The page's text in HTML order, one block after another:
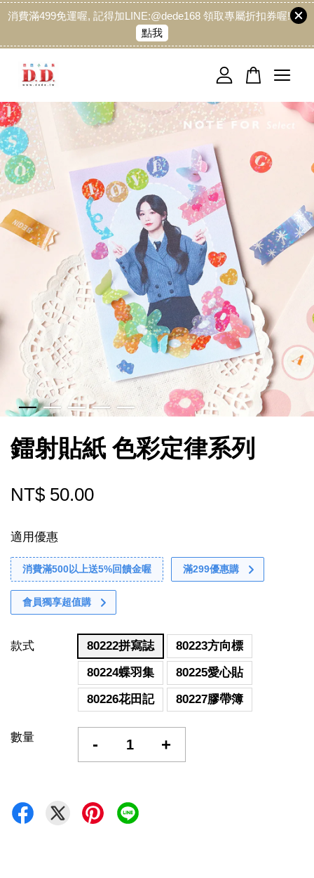
消費滿499免運喔, 記得加LINE:@dede168 領取專屬折扣券喔!
點我
鐳射貼紙 色彩定律系列
NT$ 50.00
適用優惠
消費滿500以上送5%回饋金喔 滿299優惠購
會員獨享超值購
款式 80222拼寫誌
80223方向標
80224蝶羽集
80225愛心貼
80226花田記
80227膠帶簿
數量 - +
您的購物車目前還是空的。
繼續購物